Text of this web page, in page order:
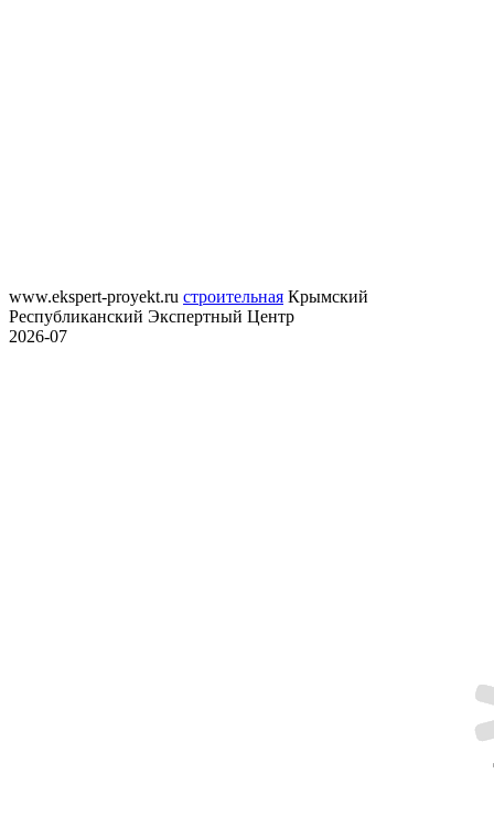
www.ekspert-proyekt.ru строительная Крымский
Республиканский Экспертный Центр
2026-07